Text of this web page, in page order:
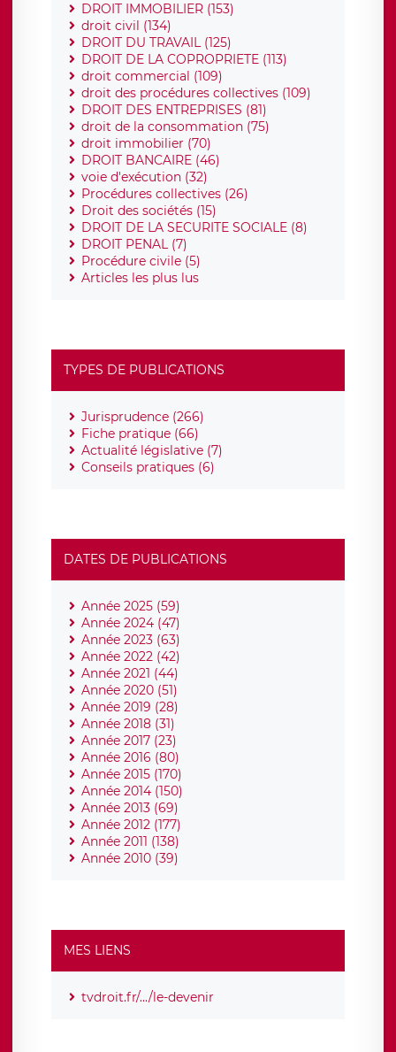
DROIT IMMOBILIER (153)
droit civil (134)
DROIT DU TRAVAIL (125)
DROIT DE LA COPROPRIETE (113)
droit commercial (109)
droit des procédures collectives (109)
DROIT DES ENTREPRISES (81)
droit de la consommation (75)
droit immobilier (70)
DROIT BANCAIRE (46)
voie d'exécution (32)
Procédures collectives (26)
Droit des sociétés (15)
DROIT DE LA SECURITE SOCIALE (8)
DROIT PENAL (7)
Procédure civile (5)
Articles les plus lus
TYPES DE PUBLICATIONS
Jurisprudence (266)
Fiche pratique (66)
Actualité législative (7)
Conseils pratiques (6)
DATES DE PUBLICATIONS
Année 2025 (59)
Année 2024 (47)
Année 2023 (63)
Année 2022 (42)
Année 2021 (44)
Année 2020 (51)
Année 2019 (28)
Année 2018 (31)
Année 2017 (23)
Année 2016 (80)
Année 2015 (170)
Année 2014 (150)
Année 2013 (69)
Année 2012 (177)
Année 2011 (138)
Année 2010 (39)
MES LIENS
tvdroit.fr/.../le-devenir